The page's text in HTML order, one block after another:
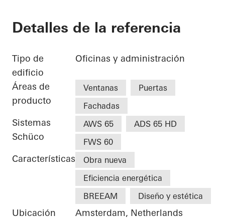
Detalles de la referencia
Tipo de
edificio
Oficinas y administración
Áreas de
producto
Ventanas
Puertas
Fachadas
Sistemas
Schüco
AWS 65
ADS 65 HD
FWS 60
Características
Obra nueva
Eficiencia energética
BREEAM
Diseño y estética
Ubicación
Amsterdam, Netherlands